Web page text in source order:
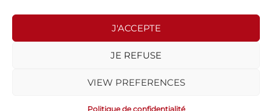
J'ACCEPTE
JE REFUSE
VIEW PREFERENCES
Politique de confidentialité
Politique de confidentialité
SPORSORA
75015 PARIS
WEB Stratégies- © 2026 Tous droits réservés.